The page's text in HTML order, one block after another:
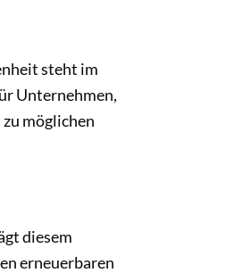
steht im
Unternehmen,
möglichen
diesem
erneuerbaren